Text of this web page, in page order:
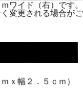
ワイド（右）です。
変更される場合がご
ｘ幅２．５ｃｍ）